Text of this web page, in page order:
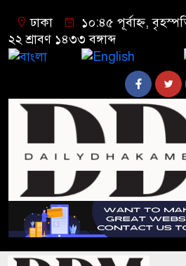
ঢাকা
১০:৪৫ পূর্বাহ্ন,
২২ শ্রাবণ ১৪৩৩ বঙ্গাব্দ